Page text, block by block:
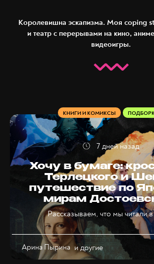
Королевишна эскапизма. Моя coping
и театр с перерывами на кино,
видеоигры.
Хочу в бумаге:
Терлецкого и
путешествие по
мирам
Рассказываем, что мы читали
КНИГИ И КОМИКСЫ
Арина Пырина и другие
7 дней назад